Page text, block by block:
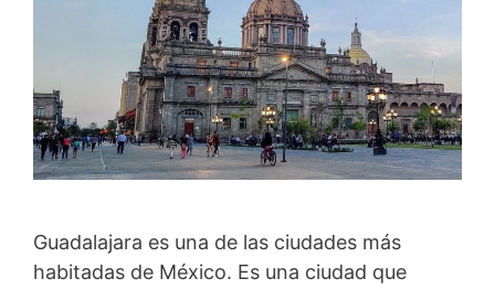
Guadalajara es una de las ciudades más
habitadas de México. Es una ciudad que